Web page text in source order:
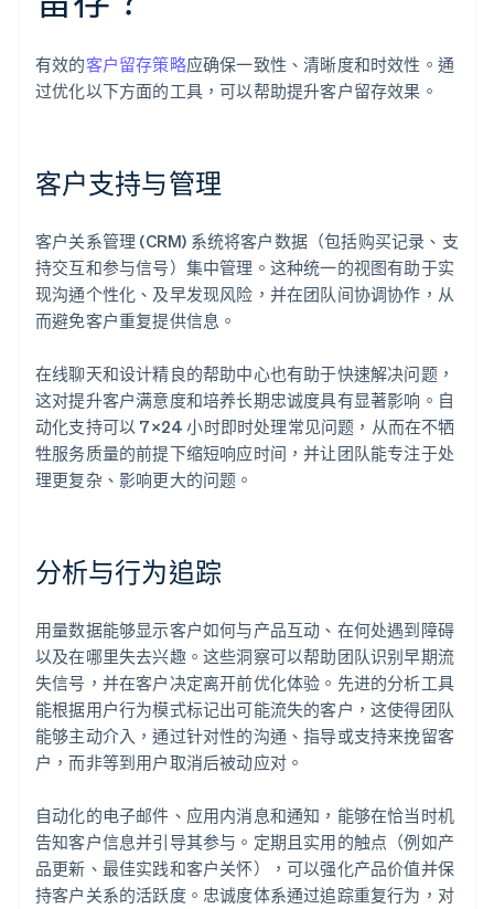
有效的客户留存策略应确保一致性、清晰度和时效性。通
过优化以下方面的工具，可以帮助提升客户留存效果。
客户支持与管理
客户关系管理 (CRM) 系统将客户数据（包括购买记录、支
持交互和参与信号）集中管理。这种统一的视图有助于实
现沟通个性化、及早发现风险，并在团队间协调协作，从
而避免客户重复提供信息。
在线聊天和设计精良的帮助中心也有助于快速解决问题，
这对提升客户满意度和培养长期忠诚度具有显著影响。自
动化支持可以 7×24 小时即时处理常见问题，从而在不牺
牲服务质量的前提下缩短响应时间，并让团队能专注于处
理更复杂、影响更大的问题。
分析与行为追踪
用量数据能够显示客户如何与产品互动、在何处遇到障碍
以及在哪里失去兴趣。这些洞察可以帮助团队识别早期流
失信号，并在客户决定离开前优化体验。先进的分析工具
能根据用户行为模式标记出可能流失的客户，这使得团队
能够主动介入，通过针对性的沟通、指导或支持来挽留客
户，而非等到用户取消后被动应对。
自动化的电子邮件、应用内消息和通知，能够在恰当时机
告知客户信息并引导其参与。定期且实用的触点（例如产
品更新、最佳实践和客户关怀），可以强化产品价值并保
持客户关系的活跃度。忠诚度体系通过追踪重复行为，对